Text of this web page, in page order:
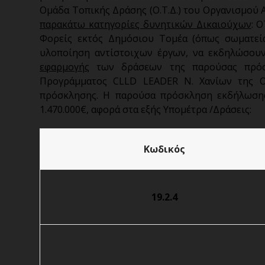
Ομάδα Τοπικής Δράσης (Ο.Τ.Δ.) του Οργανισμού
παρακάτω κατηγορίες δυνητικών Δικαιούχων:
Φορείς εκτός Δημόσιου Τομέα (όπως
υλοποίηση αντίστοιχων έργων, να
εφαρμογής των δράσεων της παρούσας
Προγράμματος CLLD LEADER Ν. Χανίων της
πρόσκλησης. Η παρούσα πρόσκληση
1.470.000€, αφορά στα εξής Υπομέτρα /Δράσεις:
Κωδικός
19.2.4